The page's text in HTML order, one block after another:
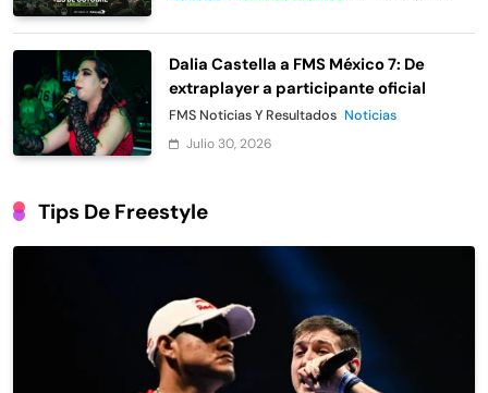
Dalia Castella a FMS México 7: De
extraplayer a participante oficial
FMS Noticias Y Resultados Noticias
Julio 30, 2026
Tips De Freestyle